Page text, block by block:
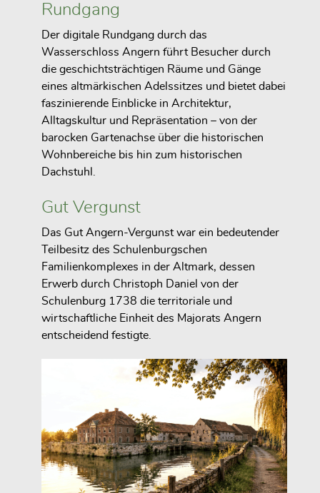
Rundgang
Der digitale Rundgang durch das
Wasserschloss Angern führt Besucher durch
die geschichtsträchtigen Räume und Gänge
eines altmärkischen Adelssitzes und bietet dabei
faszinierende Einblicke in Architektur,
Alltagskultur und Repräsentation – von der
barocken Gartenachse über die historischen
Wohnbereiche bis hin zum historischen
Dachstuhl.
Gut Vergunst
Das Gut Angern-Vergunst war ein bedeutender
Teilbesitz des Schulenburgschen
Familienkomplexes in der Altmark, dessen
Erwerb durch Christoph Daniel von der
Schulenburg 1738 die territoriale und
wirtschaftliche Einheit des Majorats Angern
entscheidend festigte.